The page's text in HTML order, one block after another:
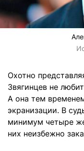
Охотно
Звягинцев не
А она тем
экранизации. В
минимум четыре
них неизбежно